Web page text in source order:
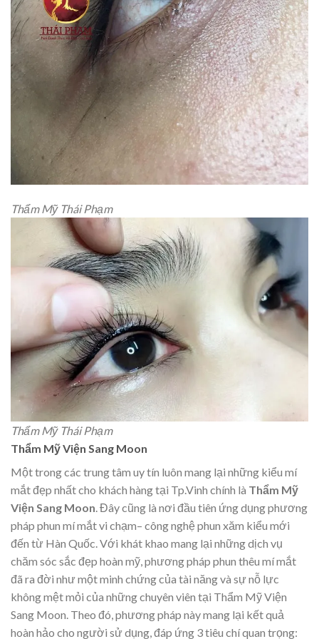
Thẩm Mỹ Thái Phạm
Thẩm Mỹ Thái Phạm
Thẩm Mỹ Viện Sang Moon
Một trong các trung tâm uy tín luôn mang lại những kiểu mí
mắt đẹp nhất cho khách hàng tại Tp.Vinh chính là Thẩm Mỹ
Viện Sang Moon. Đây cũng là nơi đầu tiên ứng dụng phương
pháp phun mí mắt vi chạm– công nghệ phun xăm kiểu mới
đến từ Hàn Quốc. Với khát khao mang lại những dịch vụ
chăm sóc sắc đẹp hoàn mỹ, phương pháp phun thêu mí mắt
đã ra đời như một minh chứng của tài năng và sự nỗ lực
không mệt mỏi của những chuyên viên tại Thẩm Mỹ Viện
Sang Moon. Theo đó, phương pháp này mang lại kết quả
hoàn hảo cho người sử dụng, đáp ứng 3 tiêu chí quan trọng: